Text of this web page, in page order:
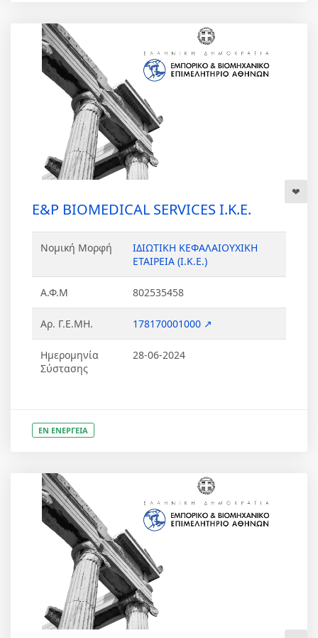
E&P BIOMEDICAL SERVICES Ι.Κ.Ε.
Νομική Μορφή
ΙΔΙΩΤΙΚΗ ΚΕΦΑΛΑΙΟΥΧΙΚΗ
ΕΤΑΙΡΕΙΑ (Ι.Κ.Ε.)
Α.Φ.Μ 802535458
Αρ. Γ.Ε.ΜΗ. 178170001000 ↗
Ημερομηνία
Σύστασης
28-06-2024
ΕΝ ΕΝΕΡΓΕΙΑ